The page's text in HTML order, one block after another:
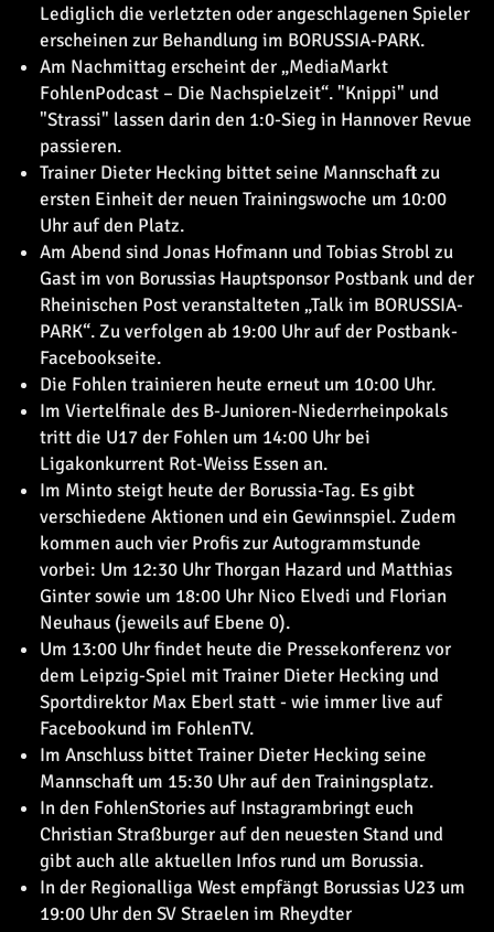
Lediglich die verletzten oder angeschlagenen Spieler
erscheinen zur Behandlung im BORUSSIA-PARK.
Am Nachmittag erscheint der „MediaMarkt
FohlenPodcast – Die Nachspielzeit“. "Knippi" und
"Strassi" lassen darin den 1:0-Sieg in Hannover Revue
passieren.
Trainer Dieter Hecking bittet seine Mannschaft zu
ersten Einheit der neuen Trainingswoche um 10:00
Uhr auf den Platz.
Am Abend sind Jonas Hofmann und Tobias Strobl zu
Gast im von Borussias Hauptsponsor Postbank und der
Rheinischen Post veranstalteten „Talk im BORUSSIA-
PARK“. Zu verfolgen ab 19:00 Uhr auf der Postbank-
Facebookseite.
Die Fohlen trainieren heute erneut um 10:00 Uhr.
Im Viertelfinale des B-Junioren-Niederrheinpokals
tritt die U17 der Fohlen um 14:00 Uhr bei
Ligakonkurrent Rot-Weiss Essen an.
Im Minto steigt heute der Borussia-Tag. Es gibt
verschiedene Aktionen und ein Gewinnspiel. Zudem
kommen auch vier Profis zur Autogrammstunde
vorbei: Um 12:30 Uhr Thorgan Hazard und Matthias
Ginter sowie um 18:00 Uhr Nico Elvedi und Florian
Neuhaus (jeweils auf Ebene 0).
Um 13:00 Uhr findet heute die Pressekonferenz vor
dem Leipzig-Spiel mit Trainer Dieter Hecking und
Sportdirektor Max Eberl statt - wie immer live auf
Facebookund im FohlenTV.
Im Anschluss bittet Trainer Dieter Hecking seine
Mannschaft um 15:30 Uhr auf den Trainingsplatz.
In den FohlenStories auf Instagrambringt euch
Christian Straßburger auf den neuesten Stand und
gibt auch alle aktuellen Infos rund um Borussia.
In der Regionalliga West empfängt Borussias U23 um
19:00 Uhr den SV Straelen im Rheydter